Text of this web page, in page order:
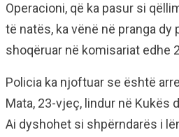
Operacioni, që ka pasur si
të natës, ka vënë në pranga dy
shoqëruar në komisariat edhe
Policia ka njoftuar se është
Mata, 23-vjeç, lindur në Kukës
Ai dyshohet si shpërndarës i